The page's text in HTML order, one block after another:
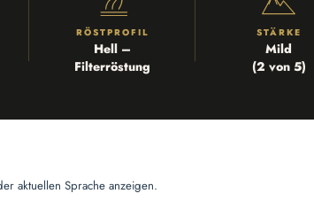
RÖSTPROFIL
Hell –
Filterröstung
STÄRKE
Mild
(2 von 5)
aktuellen Sprache anzeigen.